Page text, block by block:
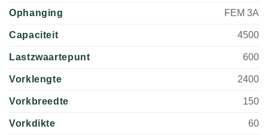
Ophanging FEM 3A
Capaciteit 4500
Lastzwaartepunt 600
Vorklengte 2400
Vorkbreedte 150
Vorkdikte 60